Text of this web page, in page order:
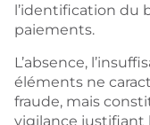
l’identification du
paiements.
L’absence,
éléments ne
fraude, mais
vigilance justifiant